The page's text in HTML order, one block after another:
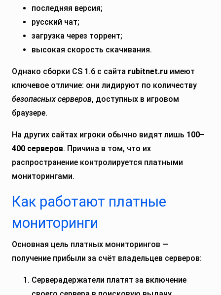
последняя версия;
русский чат;
загрузка через торрент;
высокая скорость скачивания.
Однако сборки CS 1.6 с сайта rubitnet.ru имеют
ключевое отличие: они лидируют по количеству
безопасных серверов, доступных в игровом
браузере.
На других сайтах игроки обычно видят лишь 100–
400 серверов. Причина в том, что их
распространение контролируется платными
мониторингами.
Как работают платные
мониторинги
Основная цель платных мониторингов —
получение прибыли за счёт владельцев серверов:
Серверадержатели платят за включение